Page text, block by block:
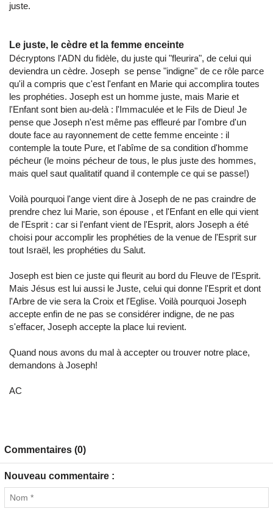
juste.
Le juste, le cèdre et la femme enceinte
Décryptons l'ADN du fidèle, du juste qui "fleurira", de celui qui
deviendra un cèdre. Joseph se pense "indigne" de ce rôle parce
qu'il a compris que c'est l'enfant en Marie qui accomplira toutes
les prophéties. Joseph est un homme juste, mais Marie et
l'Enfant sont bien au-delà : l'Immaculée et le Fils de Dieu! Je
pense que Joseph n'est même pas effleuré par l'ombre d'un
doute face au rayonnement de cette femme enceinte : il
contemple la toute Pure, et l'abîme de sa condition d'homme
pécheur (le moins pécheur de tous, le plus juste des hommes,
mais quel saut qualitatif quand il contemple ce qui se passe!)
Voilà pourquoi l'ange vient dire à Joseph de ne pas craindre de
prendre chez lui Marie, son épouse , et l'Enfant en elle qui vient
de l'Esprit : car si l'enfant vient de l'Esprit, alors Joseph a été
choisi pour accomplir les prophéties de la venue de l'Esprit sur
tout Israël, les prophéties du Salut.
Joseph est bien ce juste qui fleurit au bord du Fleuve de l'Esprit.
Mais Jésus est lui aussi le Juste, celui qui donne l'Esprit et dont
l'Arbre de vie sera la Croix et l'Eglise. Voilà pourquoi Joseph
accepte enfin de ne pas se considérer indigne, de ne pas
s'effacer, Joseph accepte la place lui revient.
Quand nous avons du mal à accepter ou trouver notre place,
demandons à Joseph!
AC
Commentaires (0)
Nouveau commentaire :